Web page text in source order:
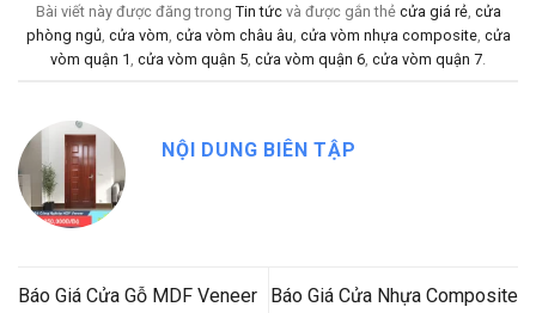
Bài viết này được đăng trong Tin tứcvà được gắn thẻ cửa giá rẻ, cửa
phòng ngủ, cửa vòm cửa vòm châu âu cửa vòm nhựa composite, cửa
vòm quận 1 cửa vòm quận 5 cửa vòm quận 6 cửa vòm quận 7
NỘI DUNG BIÊN TẬP
Báo Giá Cửa Gỗ MDF Veneer
Báo Giá Cửa Nhựa Composite